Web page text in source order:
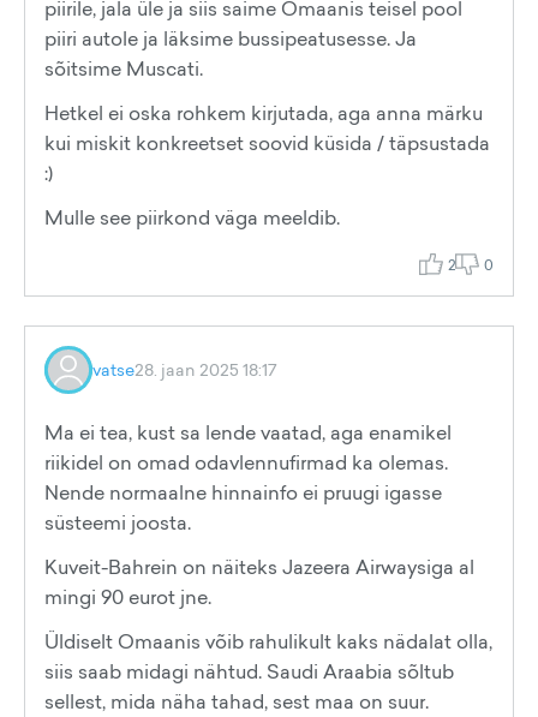
piirile, jala üle ja siis saime Omaanis teisel pool
piiri autole ja läksime bussipeatusesse. Ja
sõitsime Muscati.
Hetkel ei oska rohkem kirjutada, aga anna märku
kui miskit konkreetset soovid küsida / täpsustada
:)
Mulle see piirkond väga meeldib.
2 0
vatse28. jaan 2025 18:17
Ma ei tea, kust sa lende vaatad, aga enamikel
riikidel on omad odavlennufirmad ka olemas.
Nende normaalne hinnainfo ei pruugi igasse
süsteemi joosta.
Kuveit-Bahrein on näiteks Jazeera Airwaysiga al
mingi 90 eurot jne.
Üldiselt Omaanis võib rahulikult kaks nädalat olla,
siis saab midagi nähtud. Saudi Araabia sõltub
sellest, mida näha tahad, sest maa on suur.